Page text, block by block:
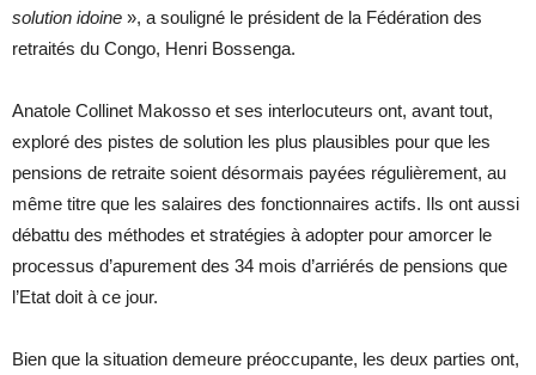
solution idoine », a souligné le président de la Fédération des
retraités du Congo, Henri Bossenga.
Anatole Collinet Makosso et ses interlocuteurs ont, avant tout,
exploré des pistes de solution les plus plausibles pour que les
pensions de retraite soient désormais payées régulièrement, au
même titre que les salaires des fonctionnaires actifs. Ils ont aussi
débattu des méthodes et stratégies à adopter pour amorcer le
processus d’apurement des 34 mois d’arriérés de pensions que
l’Etat doit à ce jour.
Bien que la situation demeure préoccupante, les deux parties ont,